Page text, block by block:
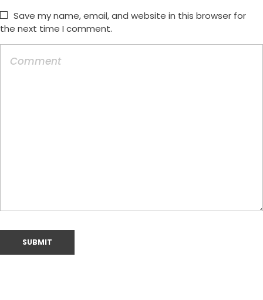
Save my name, email, and website in this browser for
the next time I comment.